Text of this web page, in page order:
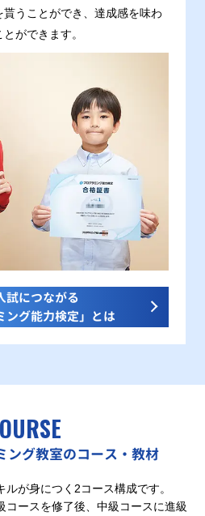
うことができ、達成感を味わ
ができます。
試につながる
ング能力検定」とは
ング教室のコース・教材
が身につく2コース構成です。
コースを修了後、中級コースに進級